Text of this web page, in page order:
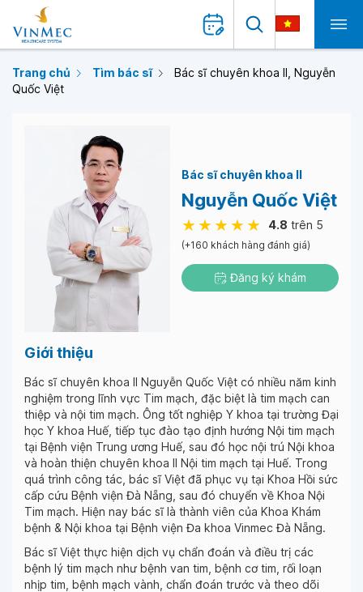
Trang chủ Tìm bác sĩ
Bác sĩ chuyên khoa II, Nguyễn
Quốc Việt
Bác sĩ chuyên khoa II
Nguyễn Quốc Việt
4.8 trên 5
(+160 khách hàng đánh giá)
Đăng ký khám
Giới thiệu
Bác sĩ chuyên khoa II Nguyễn Quốc Việt có nhiều năm kinh
nghiệm trong lĩnh vực Tim mạch, đặc biệt là tim mạch can
thiệp và nội tim mạch. Ông tốt nghiệp Y khoa tại trường Đại
học Y khoa Huế, tiếp tục đào tạo định hướng Nội tim mạch
tại Bệnh viện Trung ương Huế, sau đó học nội trú Nội khoa
và hoàn thiện chuyên khoa II Nội tim mạch tại Huế. Trong
quá trình công tác, bác sĩ Việt đã phục vụ tại Khoa Hồi sức
cấp cứu Bệnh viện Đà Nẵng, sau đó chuyển về Khoa Nội
Tim mạch. Hiện nay bác sĩ là thành viên của Khoa Khám
bệnh & Nội khoa tại Bệnh viện Đa khoa Vinmec Đà Nẵng.
Bác sĩ Việt thực hiện dịch vụ chẩn đoán và điều trị các
bệnh lý tim mạch như bệnh van tim, bệnh cơ tim, rối loạn
nhịp tim, bệnh mạch vành, chẩn đoán trước và theo dõi